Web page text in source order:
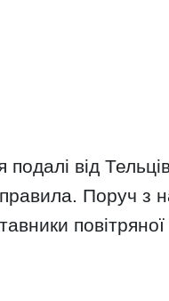
від
Поруч з
повітряної